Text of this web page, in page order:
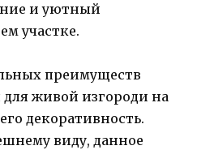
и уютный
участке.
преимуществ
для живой изгороди на
декоративность.
виду, данное